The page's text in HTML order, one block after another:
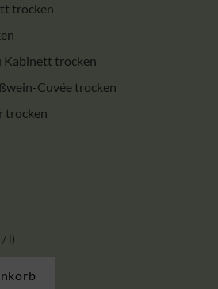
trocken
Kabinett trocken
Cuvée trocken
trocken
/ l